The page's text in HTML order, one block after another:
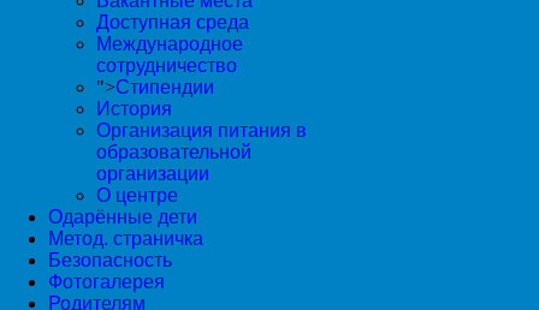
Доступная среда
Международное
сотрудничество
">Стипендии
История
Организация питания в
образовательной
организации
О центре
Одарённые дети
Метод. страничка
Безопасность
Фотогалерея
Родителям